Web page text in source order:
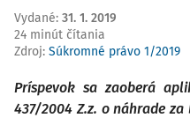
Vydané: 31. 1. 2019
24 minút čítania
Zdroj: Súkromné právo 1/2019
Príspevok sa zaoberá
437/2004 Z.z. o náhrade